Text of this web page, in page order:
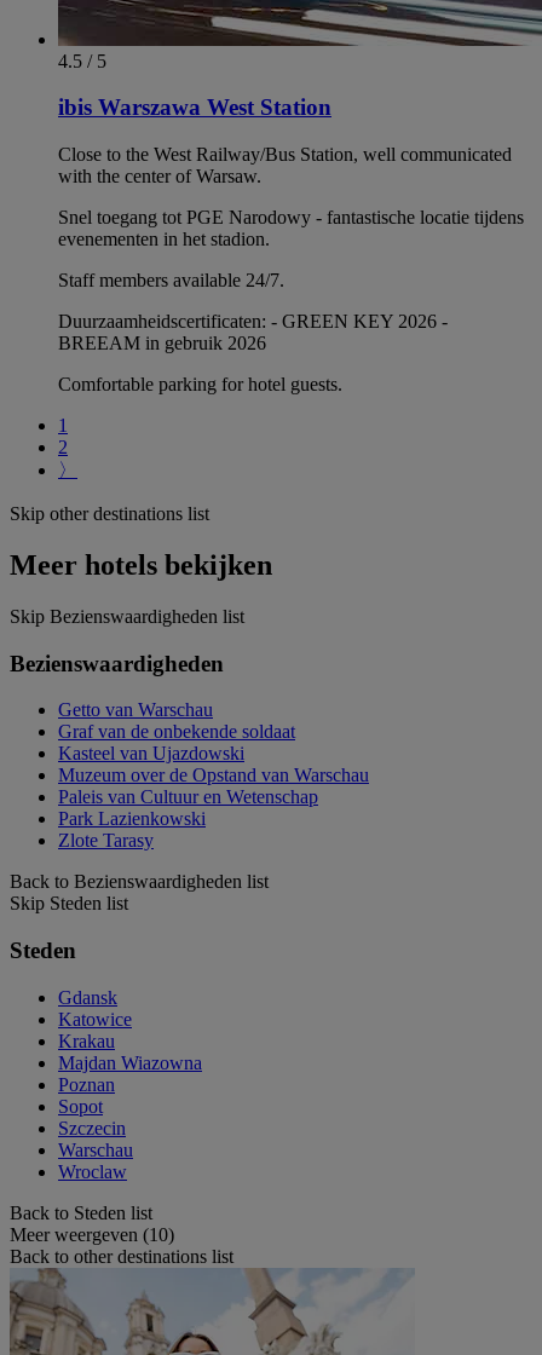
4.5 / 5
ibis Warszawa West Station
Close to the West Railway/Bus Station, well communicated
with the center of Warsaw.
Snel toegang tot PGE Narodowy - fantastische locatie tijdens
evenementen in het stadion.
Staff members available 24/7.
Duurzaamheidscertificaten: - GREEN KEY 2026 -
BREEAM in gebruik 2026
Comfortable parking for hotel guests.
1
2
〉
Skip other destinations list
Meer hotels bekijken
Skip Bezienswaardigheden list
Bezienswaardigheden
Getto van Warschau
Graf van de onbekende soldaat
Kasteel van Ujazdowski
Muzeum over de Opstand van Warschau
Paleis van Cultuur en Wetenschap
Park Lazienkowski
Zlote Tarasy
Back to Bezienswaardigheden list
Skip Steden list
Steden
Gdansk
Katowice
Krakau
Majdan Wiazowna
Poznan
Sopot
Szczecin
Warschau
Wroclaw
Back to Steden list
Meer weergeven (10)
Back to other destinations list